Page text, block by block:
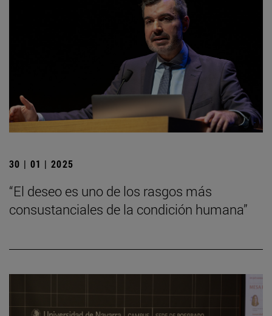
30 | 01 | 2025
“El deseo es uno de los rasgos más
consustanciales de la condición humana”